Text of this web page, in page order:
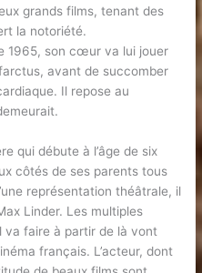
grands films, tenant des
la notoriété.
1965, son cœur va lui jouer
avant de succomber
Il repose au
qui débute à l’âge de six
côtés de ses parents tous
représentation théâtrale, il
Linder. Les multiples
va faire à partir de là vont
français. L’acteur, dont